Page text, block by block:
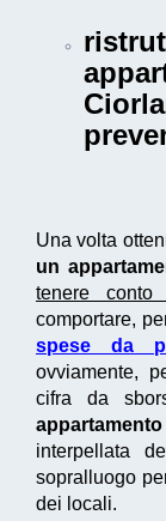
Una volta
un
tenere
comportare,
spese da
ovviamente,
cifra da
interpellata
sopralluogo
dei locali.